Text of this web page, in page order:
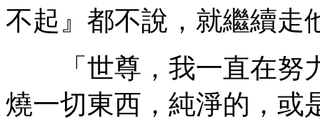
不起』都不說，就繼續走
「世尊，我一直在努
燒一切東西，純淨的，或